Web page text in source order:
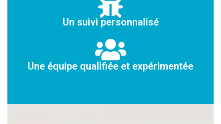
Un suivi personnalisé
Une équipe qualifiée et expérimentée